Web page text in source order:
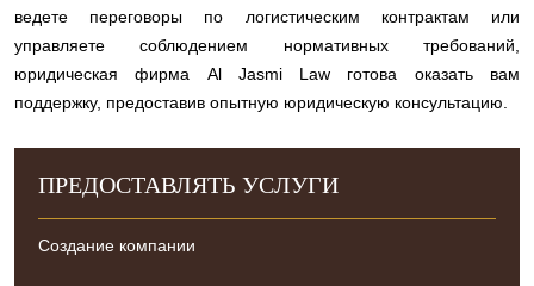
ведете переговоры по логистическим контрактам или
управляете соблюдением нормативных требований,
юридическая фирма Al Jasmi Law готова оказать вам
поддержку, предоставив опытную юридическую консультацию.
ПРЕДОСТАВЛЯТЬ УСЛУГИ
Создание компании